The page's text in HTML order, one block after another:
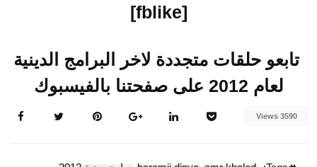
[fblike]
تابعو حلقات متجددة لاخر البرامج الدينية
لعام 2012 على صفحتنا بالفيسبوك
3590 Views